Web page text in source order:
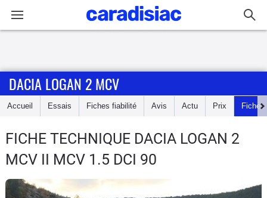
Accueil
Essais
Guide
d'achat
DACIA LOGAN 2 MCV
Accueil Essais Fiches fiabilité Avis Actu Prix Fiches
FICHE TECHNIQUE DACIA LOGAN 2
MCV II MCV 1.5 DCI 90